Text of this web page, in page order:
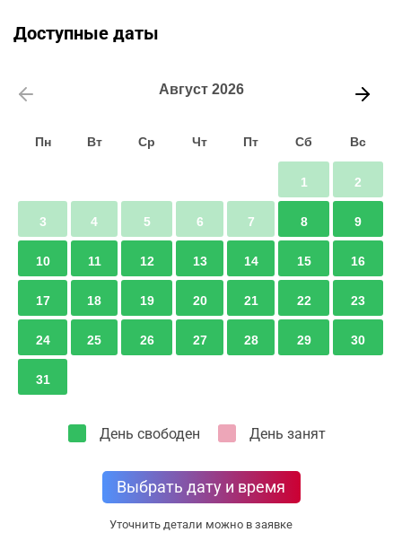
Доступные даты
Август 2026
Пн Вт Ср Чт Пт Сб Вс
1 2
3 4 5 6 7 8 9
10 11 12 13 14 15 16
17 18 19 20 21 22 23
24 25 26 27 28 29 30
31
День свободен День занят
Выбрать дату и время
Уточнить детали можно в заявке